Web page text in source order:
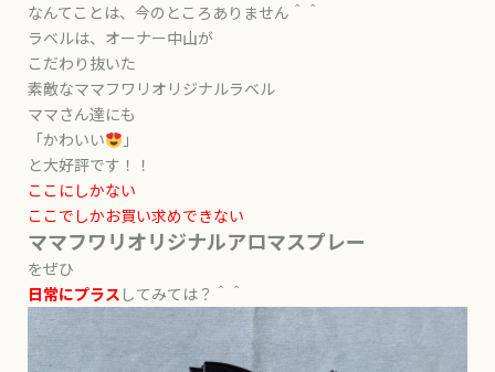
なんてことは、今のところありません＾＾
ラベルは、オーナー中山が
こだわり抜いた
素敵なママフワリオリジナルラベル
ママさん達にも
「かわいい
」
と大好評です！！
ここにしかない
ここでしかお買い求めできない
ママフワリオリジナルアロマスプレー
をぜひ
日常にプラス してみては？＾＾